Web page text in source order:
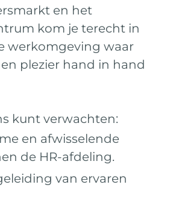
en het
kom je terecht in
werkomgeving waar
plezier hand in hand
kunt verwachten:
en afwisselende
de HR-afdeling.
van ervaren